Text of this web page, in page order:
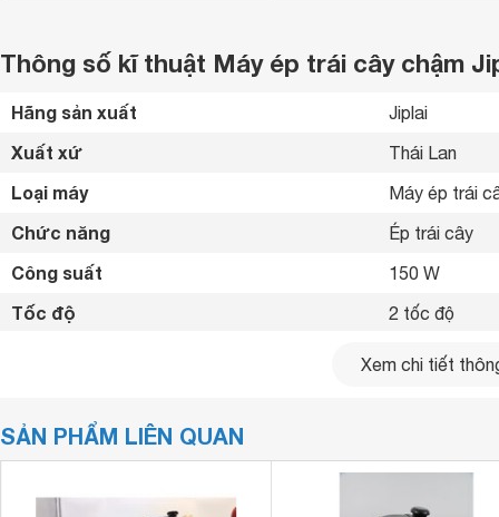
Thông số kĩ thuật Máy ép trái cây chậm
Hãng sản xuất Jiplai
Xuất xứ Thái Lan
Loại máy Máy ép trái
Chức năng Ép trái cây
Công suất 150 W
Tốc độ 2 tốc độ
Nút nhấn
Chất liệu cối xay Không có
Chất liệu màng lọc
Xem chi tiết
SẢN PHẨM LIÊN QUAN